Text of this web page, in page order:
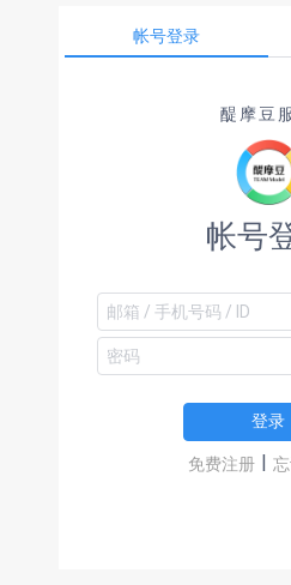
帐号登录
醍摩豆
帐号
登录
免费注册 |